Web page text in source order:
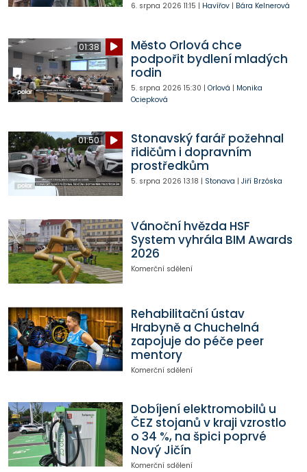
6. srpna 2026 11:15 | Havířov| Bára Kelnerová
01:38
Město Orlová chce
podpořit bydlení mladých
rodin
5. srpna 2026 15:30 | Orlová | Monika
Ociepková
01:50
Stonavský farář požehnal
řidičům i dopravním
prostředkům
5. srpna 2026 13:18 | Stonava | Jiří Brzóska
Vánoční hvězda HSF
System vyhrála BIM Awards
2026
Komerční sdělení
Rehabilitační ústav
Hrabyně a Chuchelná
zapojuje do péče peer
mentory
Komerční sdělení
Dobíjení elektromobilů u
ČEZ stojanů v kraji vzrostlo
o 34 %, na špici poprvé
Nový Jičín
Komerční sdělení